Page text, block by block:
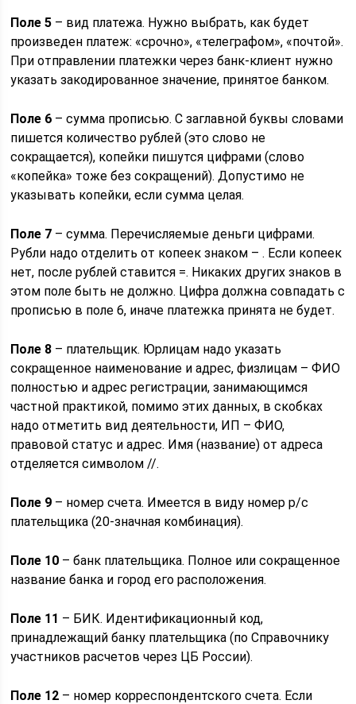
Поле 5 – вид платежа. Нужно выбрать, как будет
произведен платеж: «срочно», «телеграфом», «почтой».
При отправлении платежки через банк-клиент нужно
указать закодированное значение, принятое банком.
Поле 6 – сумма прописью. С заглавной буквы словами
пишется количество рублей (это слово не
сокращается), копейки пишутся цифрами (слово
«копейка» тоже без сокращений). Допустимо не
указывать копейки, если сумма целая.
Поле 7 – сумма. Перечисляемые деньги цифрами.
Рубли надо отделить от копеек знаком – . Если копеек
нет, после рублей ставится =. Никаких других знаков в
этом поле быть не должно. Цифра должна совпадать с
прописью в поле 6, иначе платежка принята не будет.
Поле 8 – плательщик. Юрлицам надо указать
сокращенное наименование и адрес, физлицам – ФИО
полностью и адрес регистрации, занимающимся
частной практикой, помимо этих данных, в скобках
надо отметить вид деятельности, ИП – ФИО,
правовой статус и адрес. Имя (название) от адреса
отделяется символом //.
Поле 9 – номер счета. Имеется в виду номер р/с
плательщика (20-значная комбинация).
Поле 10 – банк плательщика. Полное или сокращенное
название банка и город его расположения.
Поле 11 – БИК. Идентификационный код,
принадлежащий банку плательщика (по Справочнику
участников расчетов через ЦБ России).
Поле 12 – номер корреспондентского счета. Если